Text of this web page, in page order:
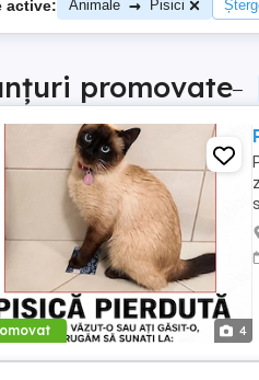
active: Animale Pisici
promovate–
4